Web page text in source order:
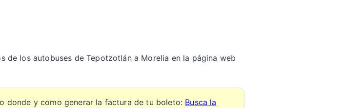
de los autobuses de Tepotzotlán a Morelia en la página web
donde y como generar la factura de tu boleto: Busca la